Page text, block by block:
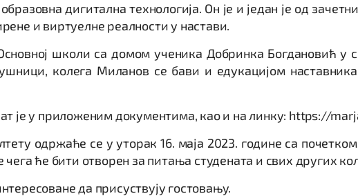
дигитална технологија. Он је и један је од
и виртуелне реалности у настави.
школи са домом ученика Добринка Богдановић
колега Миланов се бави и едукацијом
је у приложеним документима, као и на линку: https://
одржаће се у уторак 16. маја 2023. године са
ће бити отворен за питања студената и свих других
да присуствују гостовању.